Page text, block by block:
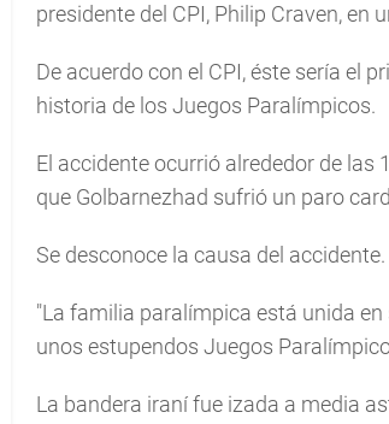
presidente del CPI, Philip Craven, en
De acuerdo con el CPI, éste sería el
historia de los Juegos Paralímpicos.
El accidente ocurrió alrededor de las
que Golbarnezhad sufrió un paro
Se desconoce la causa del
"La familia paralímpica está unida
unos estupendos Juegos
La bandera iraní fue izada a media